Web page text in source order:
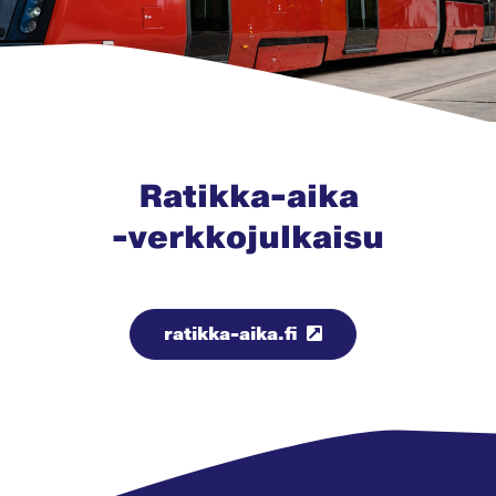
Ratikka-aika
-verkkojulkaisu
ratikka-aika.fi